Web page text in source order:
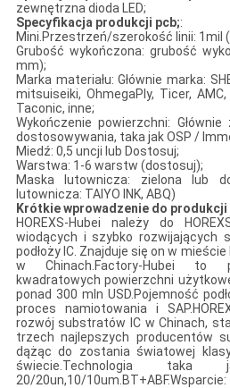
zewnętrzna dioda LED;
Specyfikacja produkcji pcb;:
Mini.Przestrzeń/szerokość linii: 1mil
Grubość wykończona: grubość
mm);
Marka materiału: Głównie marka:
mitsuiseiki, OhmegaPly, Ticer,
Taconic, inne;
Wykończenie powierzchni: Głównie
dostosowywania, taka jak OSP /
Miedź: 0,5 uncji lub Dostosuj;
Warstwa: 1-6 warstw (dostosuj);
Maska lutownicza: zielona lub
lutownicza: TAIYO INK, ABQ)
Krótkie wprowadzenie do produkcji
HOREXS-Hubei należy do
wiodących i szybko rozwijających
podłoży IC. Znajduje się on w
w Chinach.Factory-Hubei to
kwadratowych powierzchni
ponad 300 mln USD.Pojemność
proces namiotowania i
rozwój substratów IC w Chinach,
trzech najlepszych producentów
dążąc do zostania światowej
świecie.Technologia
20/20un,10/